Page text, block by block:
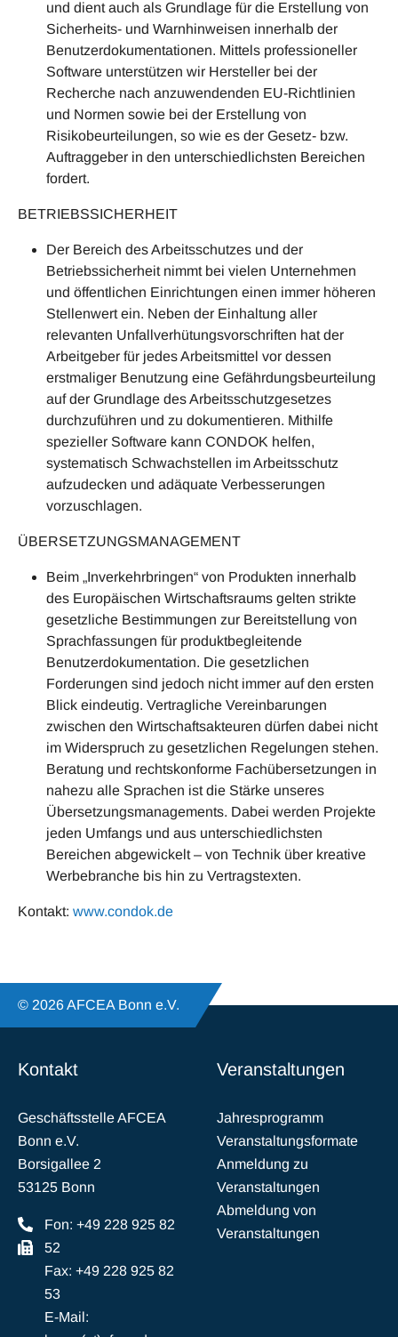
und dient auch als Grundlage für die Erstellung von
Sicherheits- und Warnhinweisen innerhalb der
Benutzerdokumentationen. Mittels professioneller
Software unterstützen wir Hersteller bei der
Recherche nach anzuwendenden EU-Richtlinien
und Normen sowie bei der Erstellung von
Risikobeurteilungen, so wie es der Gesetz- bzw.
Auftraggeber in den unterschiedlichsten Bereichen
fordert.
BETRIEBSSICHERHEIT
Der Bereich des Arbeitsschutzes und der
Betriebssicherheit nimmt bei vielen Unternehmen
und öffentlichen Einrichtungen einen immer höheren
Stellenwert ein. Neben der Einhaltung aller
relevanten Unfallverhütungsvorschriften hat der
Arbeitgeber für jedes Arbeitsmittel vor dessen
erstmaliger Benutzung eine Gefährdungsbeurteilung
auf der Grundlage des Arbeitsschutzgesetzes
durchzuführen und zu dokumentieren. Mithilfe
spezieller Software kann CONDOK helfen,
systematisch Schwachstellen im Arbeitsschutz
aufzudecken und adäquate Verbesserungen
vorzuschlagen.
ÜBERSETZUNGSMANAGEMENT
Beim „Inverkehrbringen“ von Produkten innerhalb
des Europäischen Wirtschaftsraums gelten strikte
gesetzliche Bestimmungen zur Bereitstellung von
Sprachfassungen für produktbegleitende
Benutzerdokumentation. Die gesetzlichen
Forderungen sind jedoch nicht immer auf den ersten
Blick eindeutig. Vertragliche Vereinbarungen
zwischen den Wirtschaftsakteuren dürfen dabei nicht
im Widerspruch zu gesetzlichen Regelungen stehen.
Beratung und rechtskonforme Fachübersetzungen in
nahezu alle Sprachen ist die Stärke unseres
Übersetzungsmanagements. Dabei werden Projekte
jeden Umfangs und aus unterschiedlichsten
Bereichen abgewickelt – von Technik über kreative
Werbebranche bis hin zu Vertragstexten.
Kontakt: www.condok.de
© 2026 AFCEA Bonn e.V.
Kontakt
Geschäftsstelle AFCEA
Bonn e.V.
Borsigallee 2
53125 Bonn
Fon: +49 228 925 82
52
Fax: +49 228 925 82
53
E-Mail:
Veranstaltungen
Jahresprogramm
Veranstaltungsformate
Anmeldung zu
Veranstaltungen
Abmeldung von
Veranstaltungen